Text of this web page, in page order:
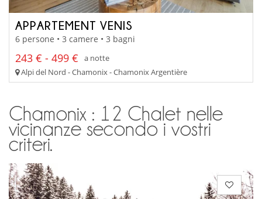
APPARTEMENT VENIS
6 persone • 3 camere • 3 bagni
243 € - 499 €
a notte
Alpi del Nord - Chamonix - Chamonix Argentière
Chamonix : 12 Chalet nelle
vicinanze secondo i vostri
criteri.